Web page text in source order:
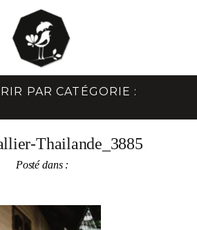
PAR CATÉGORIE :
Thailande_3885
Posté dans :